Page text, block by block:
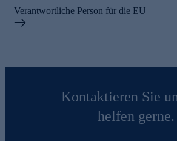
Verantwortliche Person für die EU
Kontaktieren Sie
helfen gerne.